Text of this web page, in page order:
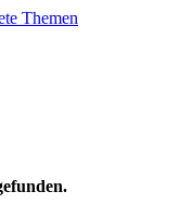
Themen